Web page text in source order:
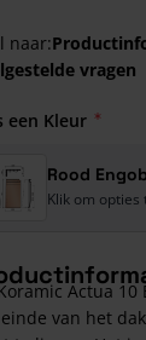
naar:
vragen
een Kleur
Rood
Klik om opties
Actua 10
van het